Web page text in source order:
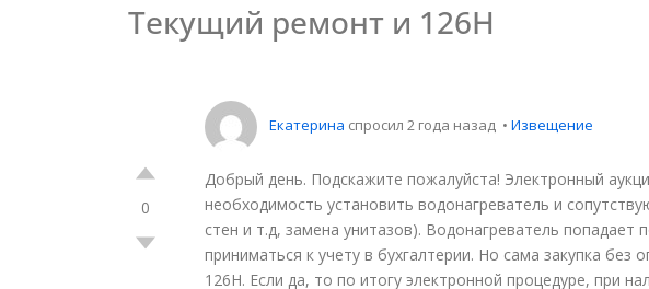
Текущий ремонт и 126Н
0
Екатерина спросил 2 года назад • Извещение
Добрый день. Подскажите пожалуйста! Электронный
необходимость установить водонагреватель и
стен и т.д, замена унитазов). Водонагреватель
приниматься к учету в бухгалтерии. Но сама закупка
126Н. Если да, то по итогу электронной процедуре, при